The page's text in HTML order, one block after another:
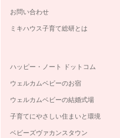
お問い合わせ
ミキハウス子育て総研とは
ハッピー・ノート ドットコム
ウェルカムベビーのお宿
ウェルカムベビーの結婚式場
子育てにやさしい住まいと環境
ベビーズヴァカンスタウン